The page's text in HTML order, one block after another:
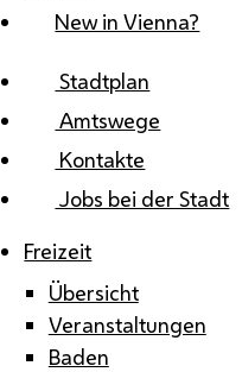
New in Vienna?
Stadtplan
Amtswege
Kontakte
Jobs bei der Stadt
Freizeit
Übersicht
Veranstaltungen
Baden